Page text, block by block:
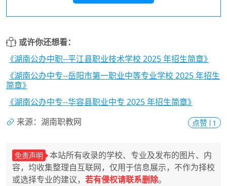
或许你还想看：
《湖南公办中职--平江县职业技术学校 2025 年招生简章》
《湖南公办中专--岳阳市第一职业中等专业学校 2025 年招生
简章》
《湖南公办中专--华容县职业中专 2025 年招生简章》
来源：湖南职教网
点赞 1
免责声明
本站所有收录的学校、专业及发布的图片、内
容，均收集整理自互联网，仅用于信息展示，不作为择校
或选择专业的建议， 若有侵权请联系删除。